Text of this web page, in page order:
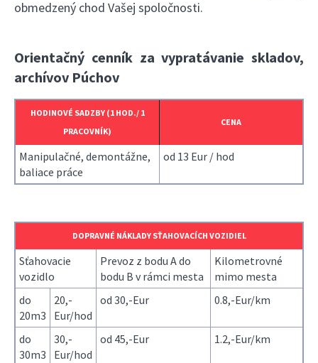
obmedzený chod Vašej spoločnosti.
Orientačný cenník za vypratávanie skladov,
archívov Púchov
HODINOVÉ SADZBY (1 HOD./ 1
PRACOVNÍK)
CENA
Manipulačné, demontážne,
baliace práce
od 13 Eur / hod
DOPRAVNÉ NÁKLADY SŤAHOVACÍCH VOZIDIEL
Sťahovacie
vozidlo
Prevoz z bodu A do
bodu B v rámci mesta
Kilometrovné
mimo mesta
do
20m3
20,-
Eur/hod
od 30,-Eur 0.8,-Eur/km
do
30m3
30,-
Eur/hod
od 45,-Eur 1.2,-Eur/km